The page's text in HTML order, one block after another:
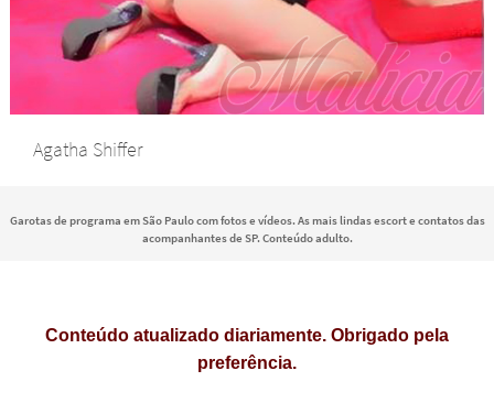
Agatha Shiffer
Garotas de programa em São Paulo com fotos e vídeos. As mais lindas escort e contatos das
acompanhantes de SP. Conteúdo adulto.
Conteúdo atualizado diariamente. Obrigado pela
preferência.